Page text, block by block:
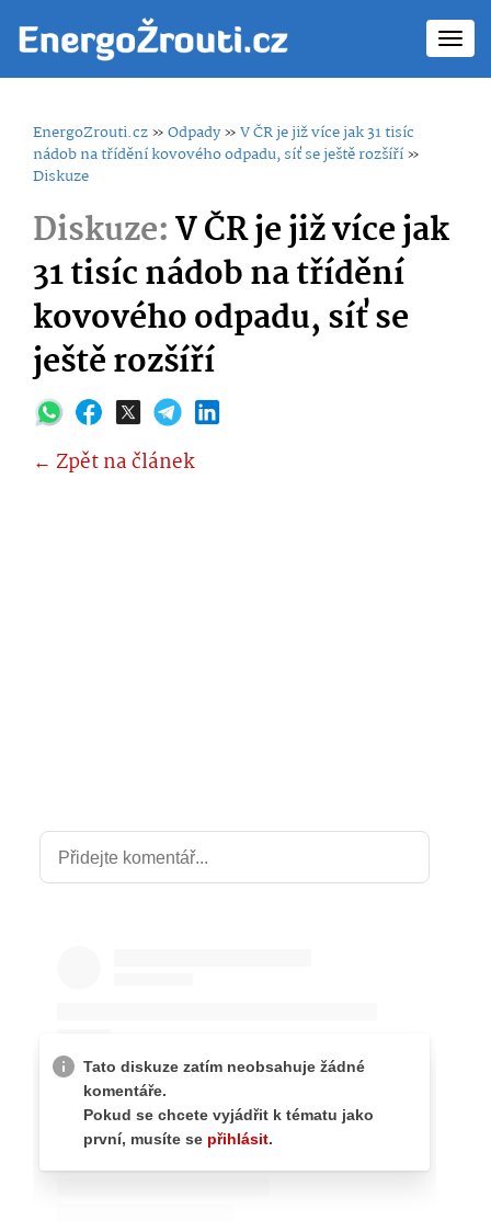
EnergoZrouti.cz»Odpady»V ČR je již více jak 31 tisíc
nádob na třídění kovového odpadu, síť se ještě rozšíří»
Diskuze
Diskuze:V ČR je již více jak
31 tisíc nádob na třídění
kovového odpadu, síť se
ještě rozšíří
← Zpět na článek